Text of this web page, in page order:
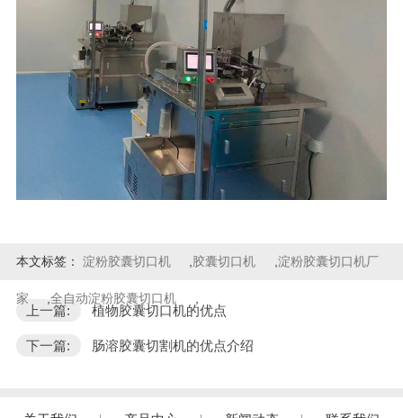
本文标签： 淀粉胶囊切口机 ,胶囊切口机 ,淀粉胶囊切口机厂
家 ,全自动淀粉胶囊切口机 ,
上一篇: 植物胶囊切口机的优点
下一篇: 肠溶胶囊切割机的优点介绍